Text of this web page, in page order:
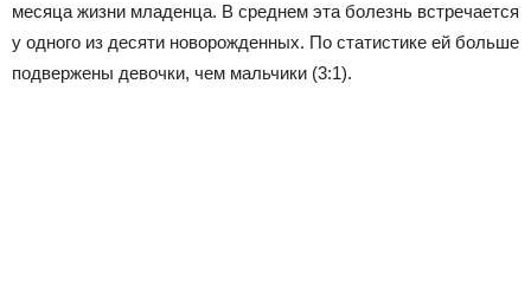
месяца жизни младенца. В среднем эта болезнь встречается
у одного из десяти новорожденных. По статистике ей больше
подвержены девочки, чем мальчики (3:1).